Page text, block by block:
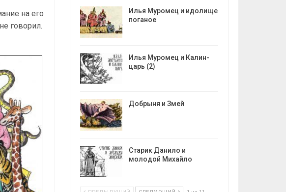
на его
говорил.
Илья Муромец и идолище
поганое
Илья Муромец и Калин-
царь (2)
Добрыня и Змей
Старик Данило и
молодой Михайло